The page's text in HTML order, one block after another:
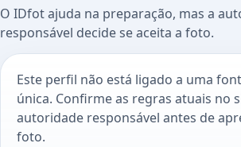
O IDfot ajuda na preparação, mas a
responsável decide se aceita a foto.
Este perfil não está ligado a uma
única. Confirme as regras atuais no
autoridade responsável antes de
foto.